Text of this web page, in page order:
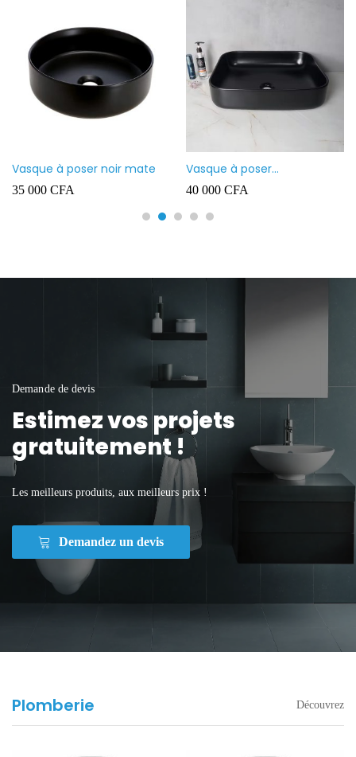
Vasque à poser noir mate
35 000 CFA
Vasque à poser
rectangulaire noir mate
40 000 CFA
Demande de devis
Estimez vos projets
gratuitement !
Les meilleurs produits, aux meilleurs prix !
Demandez un devis
Plomberie Découvrez